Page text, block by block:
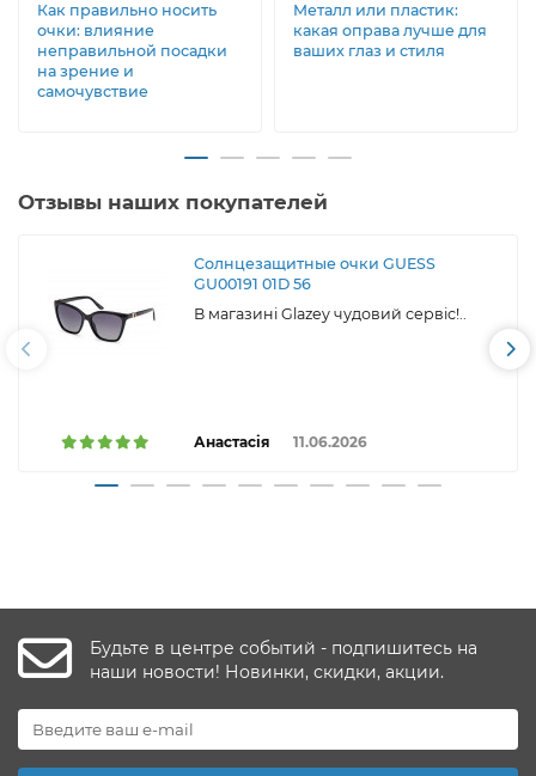
Как правильно носить
очки: влияние
неправильной посадки
на зрение и
самочувствие
Металл или пластик:
какая оправа лучше для
ваших глаз и стиля
Отзывы наших покупателей
Солнцезащитные очки GUESS
GU00191 01D 56
В магазині Glazey чудовий сервіс!..
Анастасія 11.06.2026
Будьте в центре событий - подпишитесь на
наши новости! Новинки, скидки, акции.